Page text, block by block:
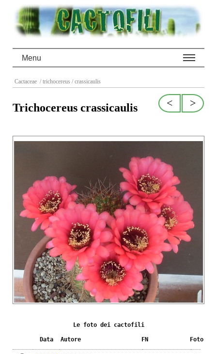
Menu
Cactaceae / trichocereus / crassicaulis
>
<
Trichocereus crassicaulis
Le foto dei cactofili
Data Autore FN Foto